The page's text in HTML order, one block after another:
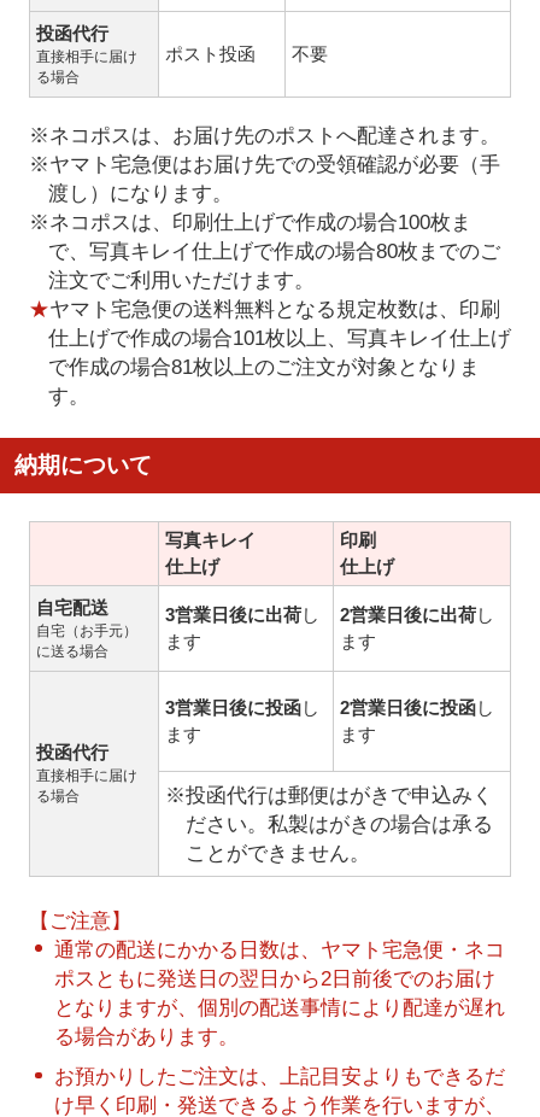
投函代行
直接相手に届け
る場合
ポスト投函 不要
※ネコポスは、お届け先のポストへ配達されます。
※ヤマト宅急便はお届け先での受領確認が必要（手
渡し）になります。
※ネコポスは、印刷仕上げで作成の場合100枚ま
で、写真キレイ仕上げで作成の場合80枚までのご
注文でご利用いただけます。
★ヤマト宅急便の送料無料となる規定枚数は、印刷
仕上げで作成の場合101枚以上、写真キレイ仕上げ
で作成の場合81枚以上のご注文が対象となりま
す。
納期について
写真キレイ
仕上げ
印刷
仕上げ
自宅配送
自宅（お手元）
に送る場合
3営業日後に出荷し
ます
2営業日後に出荷し
ます
投函代行
直接相手に届け
る場合
3営業日後に投函し
ます
2営業日後に投函し
ます
※投函代行は郵便はがきで申込みく
ださい。私製はがきの場合は承る
ことができません。
【ご注意】
通常の配送にかかる日数は、ヤマト宅急便・ネコ
ポスともに発送日の翌日から2日前後でのお届け
となりますが、個別の配送事情により配達が遅れ
る場合があります。
お預かりしたご注文は、上記目安よりもできるだ
け早く印刷・発送できるよう作業を行いますが、